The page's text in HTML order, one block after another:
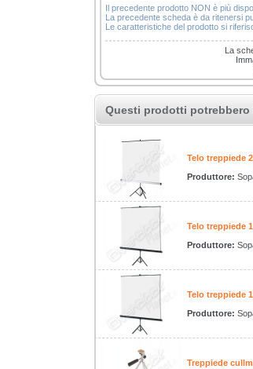
Il precedente prodotto NON è più
La precedente scheda è da ritenersi
Le caratteristiche del prodotto si
La
Questi prodotti potrebbero
Telo treppiede
Produttore:
Telo treppiede
Produttore:
Telo treppiede
Produttore:
Treppiede